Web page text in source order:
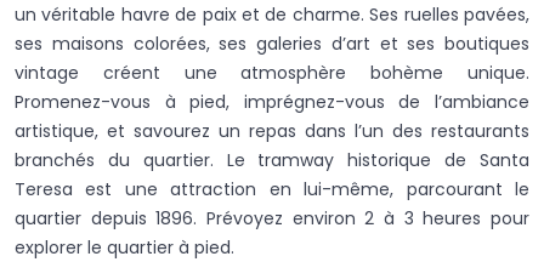
un véritable havre de paix et de charme. Ses ruelles pavées,
ses maisons colorées, ses galeries d’art et ses boutiques
vintage créent une atmosphère bohème unique.
Promenez-vous à pied, imprégnez-vous de l’ambiance
artistique, et savourez un repas dans l’un des restaurants
branchés du quartier. Le tramway historique de Santa
Teresa est une attraction en lui-même, parcourant le
quartier depuis 1896. Prévoyez environ 2 à 3 heures pour
explorer le quartier à pied.